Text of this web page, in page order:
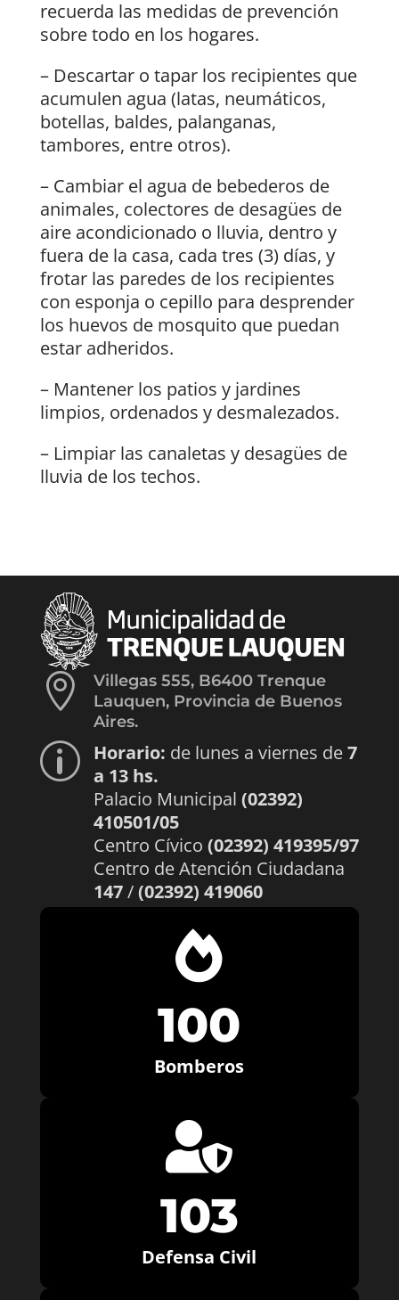
recuerda las medidas de prevención
sobre todo en los hogares.
– Descartar o tapar los recipientes que
acumulen agua (latas, neumáticos,
botellas, baldes, palanganas,
tambores, entre otros).
– Cambiar el agua de bebederos de
animales, colectores de desagües de
aire acondicionado o lluvia, dentro y
fuera de la casa, cada tres (3) días, y
frotar las paredes de los recipientes
con esponja o cepillo para desprender
los huevos de mosquito que puedan
estar adheridos.
– Mantener los patios y jardines
limpios, ordenados y desmalezados.
– Limpiar las canaletas y desagües de
lluvia de los techos.

Villegas 555, B6400 Trenque
Lauquen, Provincia de Buenos
Aires.
p Horario: de lunes a viernes de7
a 13 hs.
Palacio Municipal (02392)
410501/05
Centro Cívico (02392) 419395/97
Centro de Atención Ciudadana
147/(02392) 419060

100
Bomberos

103
Defensa Civil